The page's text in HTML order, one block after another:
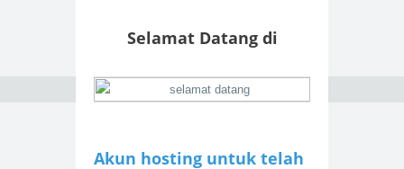
Selamat Datang di
Akun hosting untuk telah